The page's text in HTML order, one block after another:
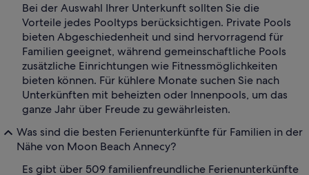
Bei der Auswahl Ihrer Unterkunft sollten Sie die
Vorteile jedes Pooltyps berücksichtigen. Private Pools
bieten Abgeschiedenheit und sind hervorragend für
Familien geeignet, während gemeinschaftliche Pools
zusätzliche Einrichtungen wie Fitnessmöglichkeiten
bieten können. Für kühlere Monate suchen Sie nach
Unterkünften mit beheizten oder Innenpools, um das
ganze Jahr über Freude zu gewährleisten.
Was sind die besten Ferienunterkünfte für Familien in der
Nähe von Moon Beach Annecy?
Es gibt über 509 familienfreundliche Ferienunterkünfte